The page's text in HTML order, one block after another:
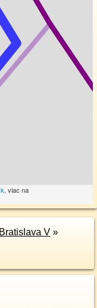
, viac na
V »